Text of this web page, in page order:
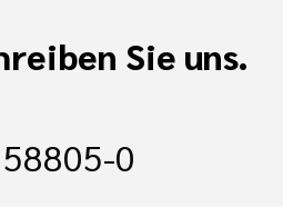
Sie uns.
0